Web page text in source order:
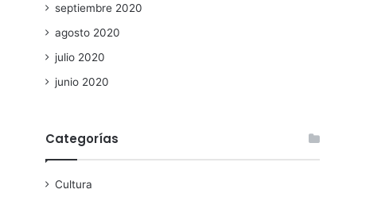
septiembre 2020
agosto 2020
julio 2020
junio 2020
Categorías
Cultura